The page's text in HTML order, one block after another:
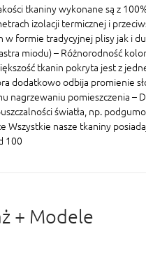
tkaniny wykonane są z
izolacji termicznej i
w formie tradycyjnej plisy jak i
miodu) – Różnorodność
tkanin pokryta jest z
dodatkowo odbija promienie
nagrzewaniu pomieszczenia –
światła, np.
Wszystkie nasze tkaniny
100
+ Modele